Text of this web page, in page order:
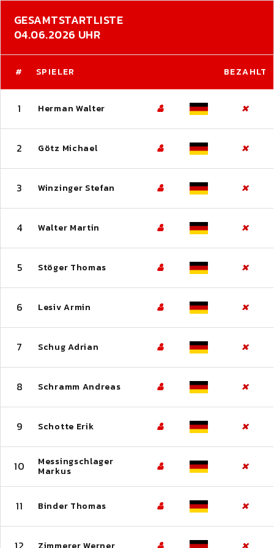
GESAMTSTARTLISTE
04.06.2026 UHR
# SPIELER BEZAHLT
1 Herman Walter
2 Götz Michael
3 Winzinger Stefan
4 Walter Martin
5 Stöger Thomas
6 Lesiv Armin
7 Schug Adrian
8 Schramm Andreas
9 Schotte Erik
10 Messingschlager
Markus
11 Binder Thomas